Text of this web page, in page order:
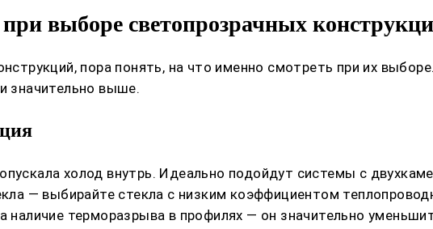
выборе светопрозрачных
пора понять, на что именно смотреть при их
значительно выше.
холод внутрь. Идеально подойдут системы с
— выбирайте стекла с низким коэффициентом
наличие терморазрыва в профилях — он значительно